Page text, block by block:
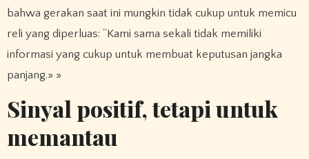
bahwa gerakan saat ini mungkin tidak cukup untuk memicu
reli yang diperluas: “Kami sama sekali tidak memiliki
informasi yang cukup untuk membuat keputusan jangka
panjang.» »
Sinyal positif, tetapi untuk
memantau